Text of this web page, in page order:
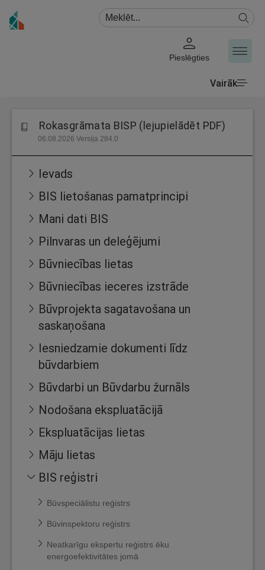
Pieslēgties
Vairāk
Rokasgrāmata BISP (lejupielādēt PDF)
06.08.2026 Versija 284.0
Ievads
BIS lietošanas pamatprincipi
Mani dati BIS
Pilnvaras un deleģējumi
Būvniecības lietas
Būvniecības ieceres izstrāde
Būvprojekta sagatavošana un
saskaņošana
Iesniedzamie dokumenti līdz
būvdarbiem
Būvdarbi un Būvdarbu žurnāls
Nodošana ekspluatācijā
Ekspluatācijas lietas
Māju lietas
BIS reģistri
Būvspeciālistu reģistrs
Būvinspektoru reģistrs
Neatkarīgu ekspertu reģistrs ēku
energoefektivitātes jomā